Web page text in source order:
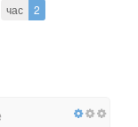
час 2